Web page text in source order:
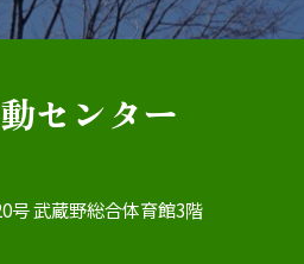
センター
号 武蔵野総合体育館3階